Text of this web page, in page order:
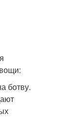
ботву.